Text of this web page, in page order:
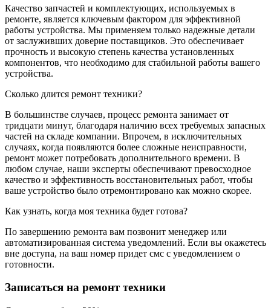
Качество запчастей и комплектующих, используемых в
ремонте, является ключевым фактором для эффективной
работы устройства. Мы применяем только надежные детали
от заслуживших доверие поставщиков. Это обеспечивает
прочность и высокую степень качества установленных
компонентов, что необходимо для стабильной работы вашего
устройства.
Сколько длится ремонт техники?
В большинстве случаев, процесс ремонта занимает от
тридцати минут, благодаря наличию всех требуемых запасных
частей на складе компании. Впрочем, в исключительных
случаях, когда появляются более сложные неисправности,
ремонт может потребовать дополнительного времени. В
любом случае, наши эксперты обеспечивают превосходное
качество и эффективность восстановительных работ, чтобы
ваше устройство было отремонтировано как можно скорее.
Как узнать, когда моя техника будет готова?
По завершению ремонта вам позвонит менеджер или
автоматизированная система уведомлений. Если вы окажетесь
вне доступа, на ваш номер придет смс с уведомлением о
готовности.
Записаться на ремонт техники